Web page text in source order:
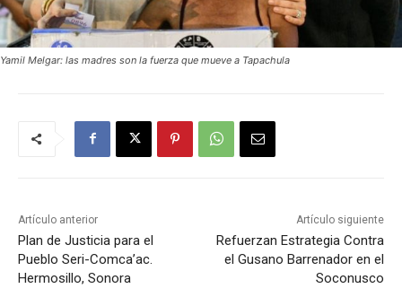
Yamil Melgar: las madres son la fuerza que mueve a Tapachula
Artículo anterior
Plan de Justicia para el
Pueblo Seri-Comca’ac.
Hermosillo, Sonora
Artículo siguiente
Refuerzan Estrategia Contra
el Gusano Barrenador en el
Soconusco